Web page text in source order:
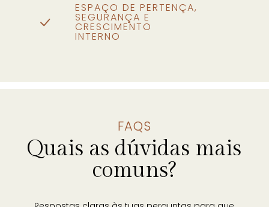
ESPAÇO DE PERTENÇA,
SEGURANÇA E
CRESCIMENTO
INTERNO
FAQS
Quais as dúvidas mais
comuns?